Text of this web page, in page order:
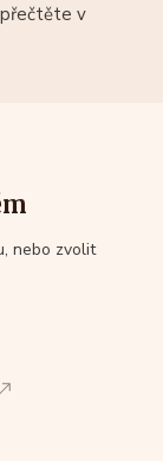
přečtěte v
nebo zvolit